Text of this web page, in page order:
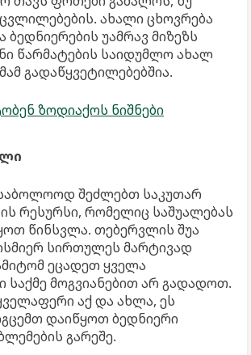
ახალი ცხოვრება
უამრავ მიზეზს
წარმატების საიდუმლო ახალ
გადაწყვეტილებებშია.
ზოდიაქოს ნიშნები
შეძლებთ საკუთარ
რესურსი, რომელიც საშუალებას
წინსვლა. თებერვლის შუა
სირთულეს მარტივად
ეცადეთ ყველა
საქმე მოგვიანებით არ გადადოთ.
აქ და ახლა, ეს
დაიწყოთ ბედნიერი
გარეშე.